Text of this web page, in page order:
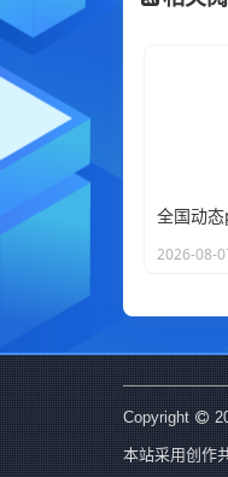
2026-08-
Copyright
本站采用创作